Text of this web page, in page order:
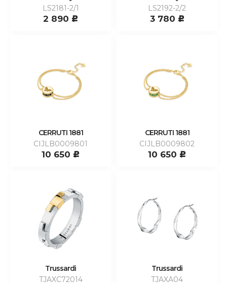
LS2181-2/1
2 890 c
LS2192-2/2
3 780 c
CERRUTI 1881
CIJLB0009801
10 650 c
CERRUTI 1881
CIJLB0009802
10 650 c
Trussardi
TJAXC72014
Trussardi
TJAXA04